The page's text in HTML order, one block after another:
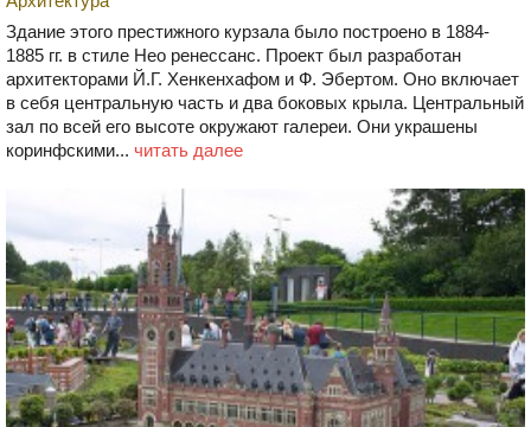
Здание этого престижного курзала было построено в 1884-
1885 гг. в стиле Нео ренессанс. Проект был разработан
архитекторами Й.Г. Хенкенхафом и Ф. Эбертом. Оно включает
в себя центральную часть и два боковых крыла. Центральный
зал по всей его высоте окружают галереи. Они украшены
коринфскими... читать далее